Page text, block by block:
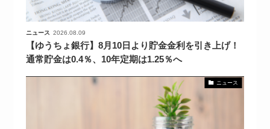
ニュース 2026.08.09
【ゆうちょ銀行】8月10日より貯金金利を引き上げ！
通常貯金は0.4％、10年定期は1.25％へ
ニュース